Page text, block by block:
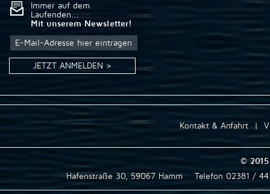
Immer auf dem
Laufenden...
Mit unserem Newsletter!
JETZT ANMELDEN >
Kontakt & Anfahrt |
©
Hafenstraße 30, 59067 Hamm
Telefon 02381 /